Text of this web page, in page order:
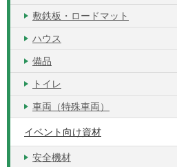
敷鉄板・ロードマット
ハウス
備品
トイレ
車両（特殊車両）
イベント向け資材
安全機材